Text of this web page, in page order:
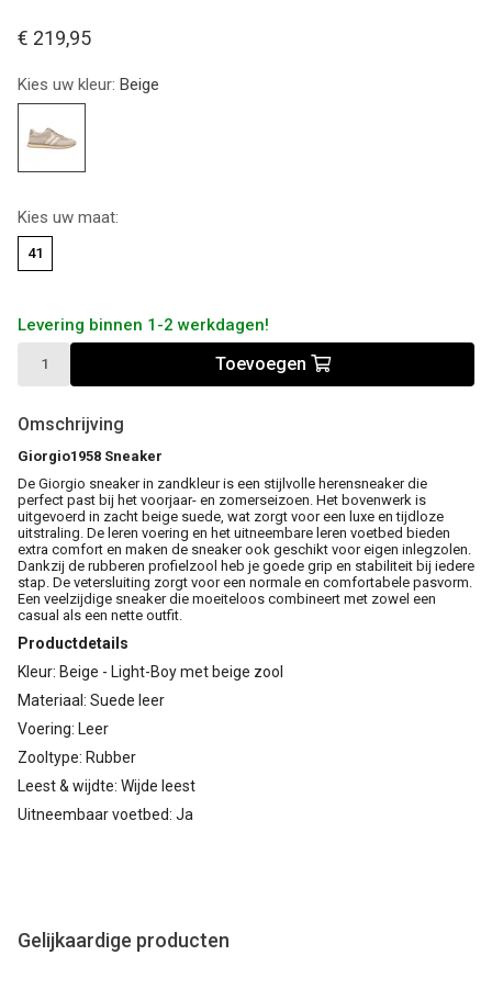
€ 219,95
Kies uw kleur: Beige
Kies uw maat:
41
Levering binnen 1-2 werkdagen!
Toevoegen
Omschrijving
Giorgio1958 Sneaker
De Giorgio sneaker in zandkleur is een stijlvolle herensneaker die
perfect past bij het voorjaar- en zomerseizoen. Het bovenwerk is
uitgevoerd in zacht beige suede, wat zorgt voor een luxe en tijdloze
uitstraling. De leren voering en het uitneembare leren voetbed bieden
extra comfort en maken de sneaker ook geschikt voor eigen inlegzolen.
Dankzij de rubberen profielzool heb je goede grip en stabiliteit bij iedere
stap. De vetersluiting zorgt voor een normale en comfortabele pasvorm.
Een veelzijdige sneaker die moeiteloos combineert met zowel een
casual als een nette outfit.
Productdetails
Kleur: Beige - Light-Boy met beige zool
Materiaal: Suede leer
Voering: Leer
Zooltype: Rubber
Leest & wijdte: Wijde leest
Uitneembaar voetbed: Ja
Gelijkaardige producten